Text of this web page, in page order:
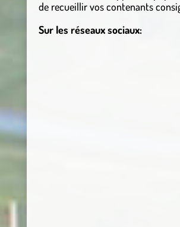
de recueillir vos contenants
Sur les réseaux sociaux: